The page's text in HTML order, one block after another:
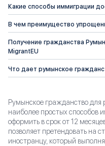
Какие способы иммиграции
В чем преимущество
Получение гражданства
MigrantEU
Что дает румынское
Румынское гражданство для
наиболее простых способов
оформить в срок от 12
позволяет претендовать на
иностранцу, который